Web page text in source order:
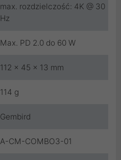
max. rozdzielczość: 4K @ 30
Hz
Max. PD 2.0 do 60 W
112 x 45 x 13 mm
114 g
Gembird
A-CM-COMBO3-01